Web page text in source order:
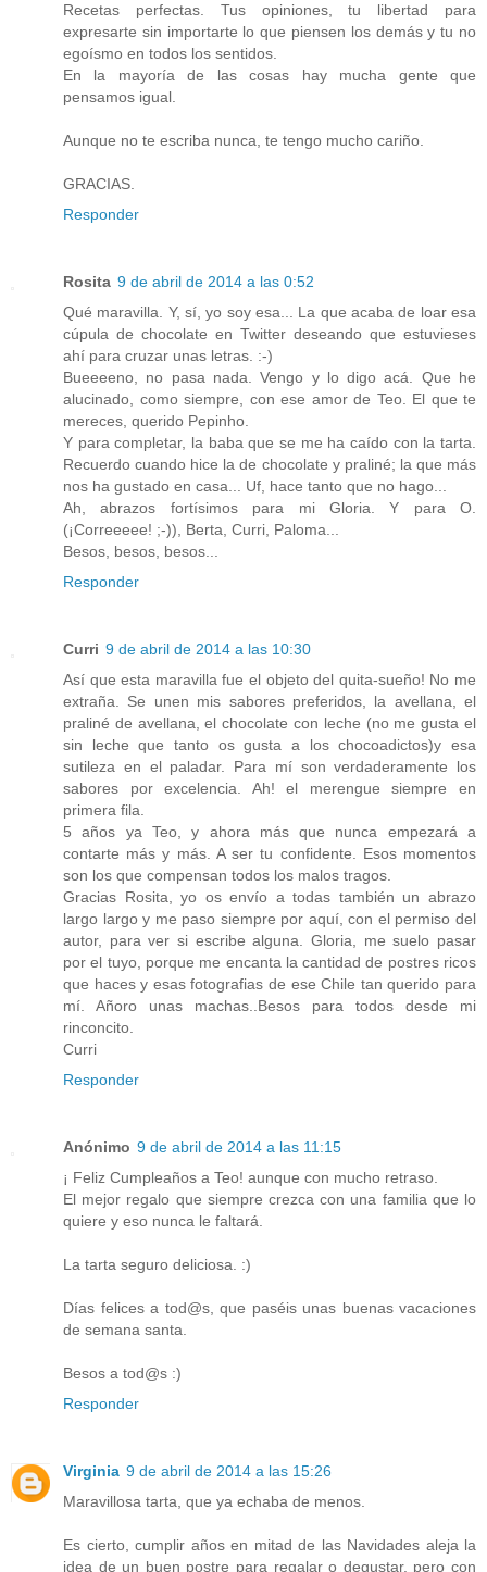
Recetas perfectas. Tus opiniones, tu libertad para
expresarte sin importarte lo que piensen los demás y tu no
egoísmo en todos los sentidos.
En la mayoría de las cosas hay mucha gente que
pensamos igual.
Aunque no te escriba nunca, te tengo mucho cariño.
GRACIAS.
Responder
Rosita 9 de abril de 2014 a las 0:52
Qué maravilla. Y, sí, yo soy esa... La que acaba de loar esa
cúpula de chocolate en Twitter deseando que estuvieses
ahí para cruzar unas letras. :-)
Bueeeeno, no pasa nada. Vengo y lo digo acá. Que he
alucinado, como siempre, con ese amor de Teo. El que te
mereces, querido Pepinho.
Y para completar, la baba que se me ha caído con la tarta.
Recuerdo cuando hice la de chocolate y praliné; la que más
nos ha gustado en casa... Uf, hace tanto que no hago...
Ah, abrazos fortísimos para mi Gloria. Y para O.
(¡Correeeee! ;-)), Berta, Curri, Paloma...
Besos, besos, besos...
Responder
Curri 9 de abril de 2014 a las 10:30
Así que esta maravilla fue el objeto del quita-sueño! No me
extraña. Se unen mis sabores preferidos, la avellana, el
praliné de avellana, el chocolate con leche (no me gusta el
sin leche que tanto os gusta a los chocoadictos)y esa
sutileza en el paladar. Para mí son verdaderamente los
sabores por excelencia. Ah! el merengue siempre en
primera fila.
5 años ya Teo, y ahora más que nunca empezará a
contarte más y más. A ser tu confidente. Esos momentos
son los que compensan todos los malos tragos.
Gracias Rosita, yo os envío a todas también un abrazo
largo largo y me paso siempre por aquí, con el permiso del
autor, para ver si escribe alguna. Gloria, me suelo pasar
por el tuyo, porque me encanta la cantidad de postres ricos
que haces y esas fotografias de ese Chile tan querido para
mí. Añoro unas machas..Besos para todos desde mi
rinconcito.
Curri
Responder
Anónimo 9 de abril de 2014 a las 11:15
¡ Feliz Cumpleaños a Teo! aunque con mucho retraso.
El mejor regalo que siempre crezca con una familia que lo
quiere y eso nunca le faltará.
La tarta seguro deliciosa. :)
Días felices a tod@s, que paséis unas buenas vacaciones
de semana santa.
Besos a tod@s :)
Responder
Virginia 9 de abril de 2014 a las 15:26
Maravillosa tarta, que ya echaba de menos.
Es cierto, cumplir años en mitad de las Navidades aleja la
idea de un buen postre para regalar o degustar, pero con